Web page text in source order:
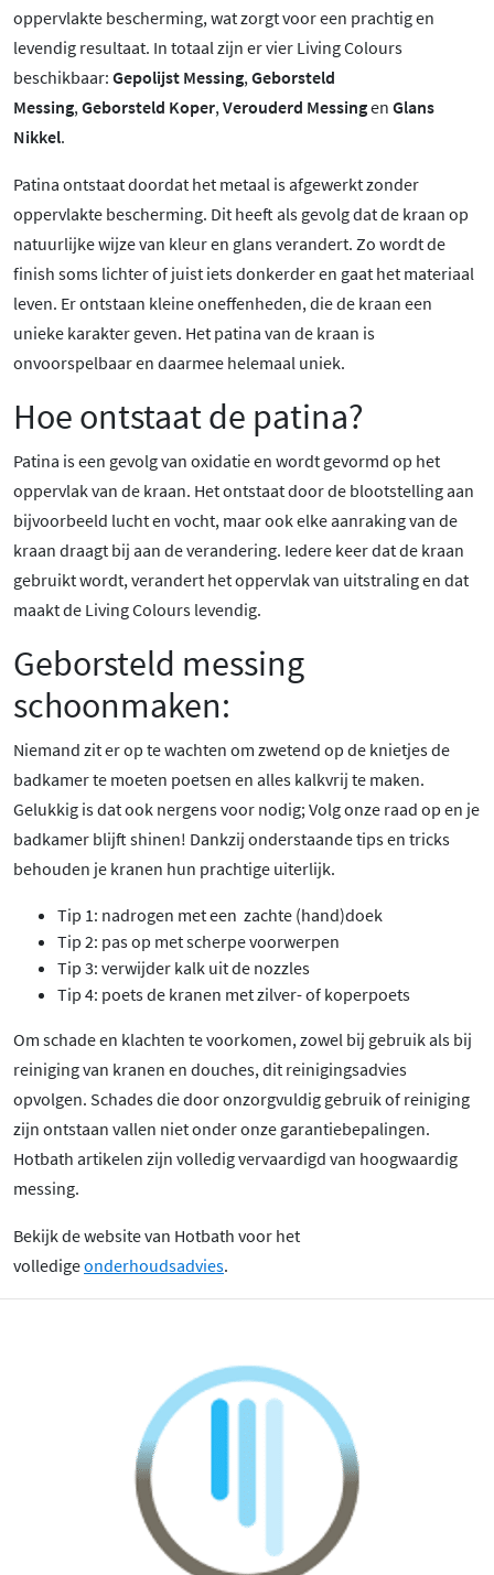
oppervlakte bescherming, wat zorgt voor een prachtig en
levendig resultaat. In totaal zijn er vier Living Colours
beschikbaar: Gepolijst Messing, Geborsteld
Messing, Geborsteld Koper, Verouderd Messingen Glans
Nikkel.
Patina ontstaat doordat het metaal is afgewerkt zonder
oppervlakte bescherming. Dit heeft als gevolg dat de kraan op
natuurlijke wijze van kleur en glans verandert. Zo wordt de
finish soms lichter of juist iets donkerder en gaat het materiaal
leven. Er ontstaan kleine oneffenheden, die de kraan een
unieke karakter geven. Het patina van de kraan is
onvoorspelbaar en daarmee helemaal uniek.
Hoe ontstaat de patina?
Patina is een gevolg van oxidatie en wordt gevormd op het
oppervlak van de kraan. Het ontstaat door de blootstelling aan
bijvoorbeeld lucht en vocht, maar ook elke aanraking van de
kraan draagt bij aan de verandering. Iedere keer dat de kraan
gebruikt wordt, verandert het oppervlak van uitstraling en dat
maakt de Living Colours levendig.
Geborsteld messing
schoonmaken:
Niemand zit er op te wachten om zwetend op de knietjes de
badkamer te moeten poetsen en alles kalkvrij te maken.
Gelukkig is dat ook nergens voor nodig; Volg onze raad op en je
badkamer blijft shinen! Dankzij onderstaande tips en tricks
behouden je kranen hun prachtige uiterlijk.
Tip 1: nadrogen met een zachte (hand)doek
Tip 2: pas op met scherpe voorwerpen
Tip 3: verwijder kalk uit de nozzles
Tip 4: poets de kranen met zilver- of koperpoets
Om schade en klachten te voorkomen, zowel bij gebruik als bij
reiniging van kranen en douches, dit reinigingsadvies
opvolgen. Schades die door onzorgvuldig gebruik of reiniging
zijn ontstaan vallen niet onder onze garantiebepalingen.
Hotbath artikelen zijn volledig vervaardigd van hoogwaardig
messing.
Bekijk de website van Hotbath voor het
volledigeonderhoudsadvies.